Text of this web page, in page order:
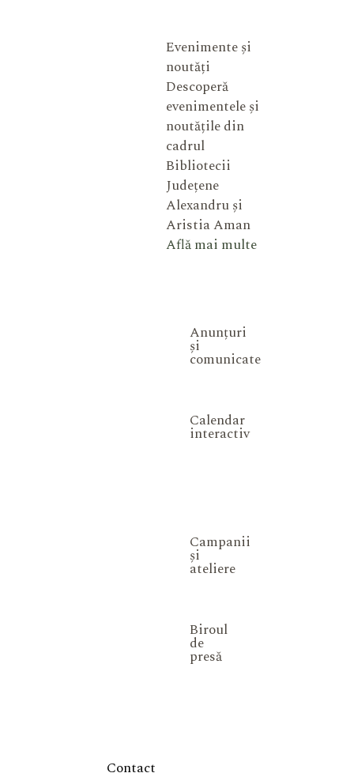
Evenimente și
noutăți
Descoperă
evenimentele și
noutățile din
cadrul
Bibliotecii
Județene
Alexandru și
Aristia Aman
Află mai multe
Anunțuri
și
comunicate
Calendar
interactiv
Campanii
și
ateliere
Biroul
de
presă
Contact